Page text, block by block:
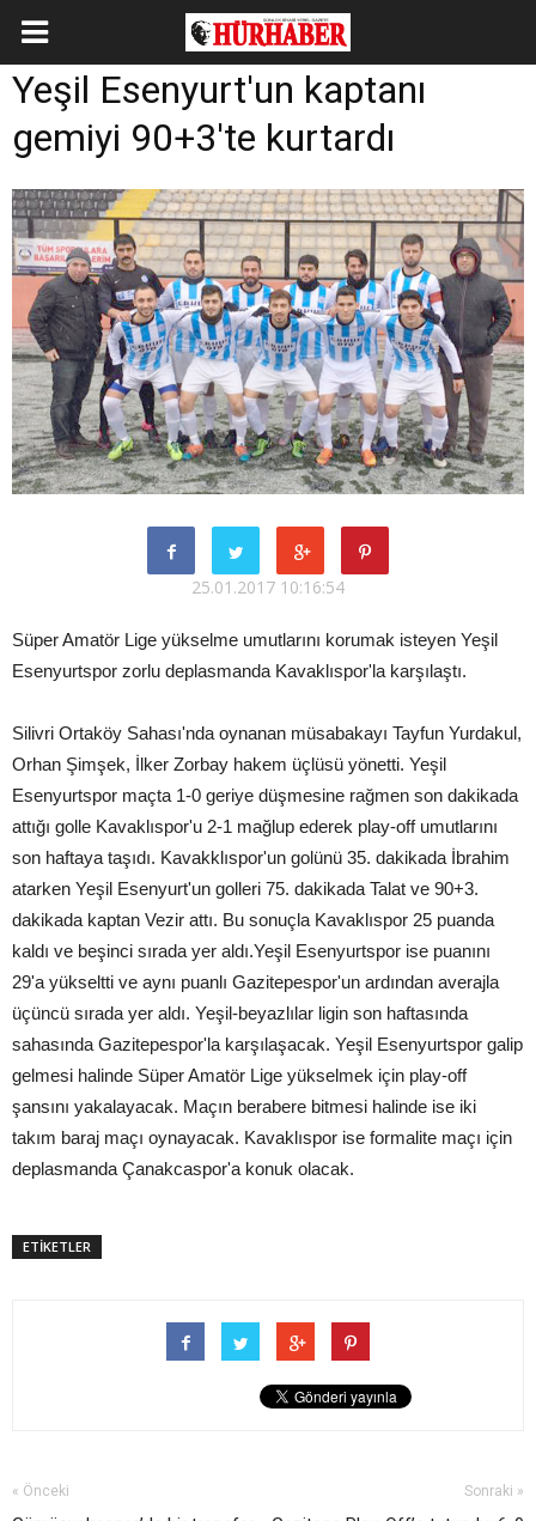
Yeşil Esenyurt'un kaptanı
gemiyi 90+3'te kurtardı
25.01.2017 10:16:54
Süper Amatör Lige yükselme umutlarını korumak isteyen Yeşil
Esenyurtspor zorlu deplasmanda Kavaklıspor'la karşılaştı.
Silivri Ortaköy Sahası'nda oynanan müsabakayı Tayfun Yurdakul,
Orhan Şimşek, İlker Zorbay hakem üçlüsü yönetti. Yeşil
Esenyurtspor maçta 1-0 geriye düşmesine rağmen son dakikada
attığı golle Kavaklıspor'u 2-1 mağlup ederek play-off umutlarını
son haftaya taşıdı. Kavakklıspor'un golünü 35. dakikada İbrahim
atarken Yeşil Esenyurt'un golleri 75. dakikada Talat ve 90+3.
dakikada kaptan Vezir attı. Bu sonuçla Kavaklıspor 25 puanda
kaldı ve beşinci sırada yer aldı.Yeşil Esenyurtspor ise puanını
29'a yükseltti ve aynı puanlı Gazitepespor'un ardından averajla
üçüncü sırada yer aldı. Yeşil-beyazlılar ligin son haftasında
sahasında Gazitepespor'la karşılaşacak. Yeşil Esenyurtspor galip
gelmesi halinde Süper Amatör Lige yükselmek için play-off
şansını yakalayacak. Maçın berabere bitmesi halinde ise iki
takım baraj maçı oynayacak. Kavaklıspor ise formalite maçı için
deplasmanda Çanakcaspor'a konuk olacak.
ETİKETLER
« Önceki Sonraki »